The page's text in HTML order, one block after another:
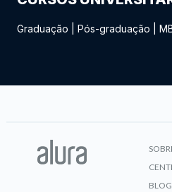
Graduação Pós-graduação